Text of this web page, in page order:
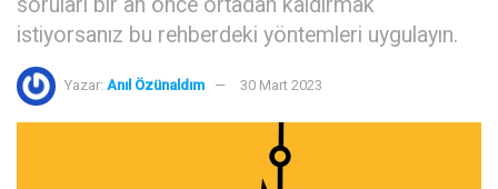
istiyorsanız bu rehberdeki yöntemleri uygulayın.
Yazar: Anıl Özünaldım 30 Mart 2023